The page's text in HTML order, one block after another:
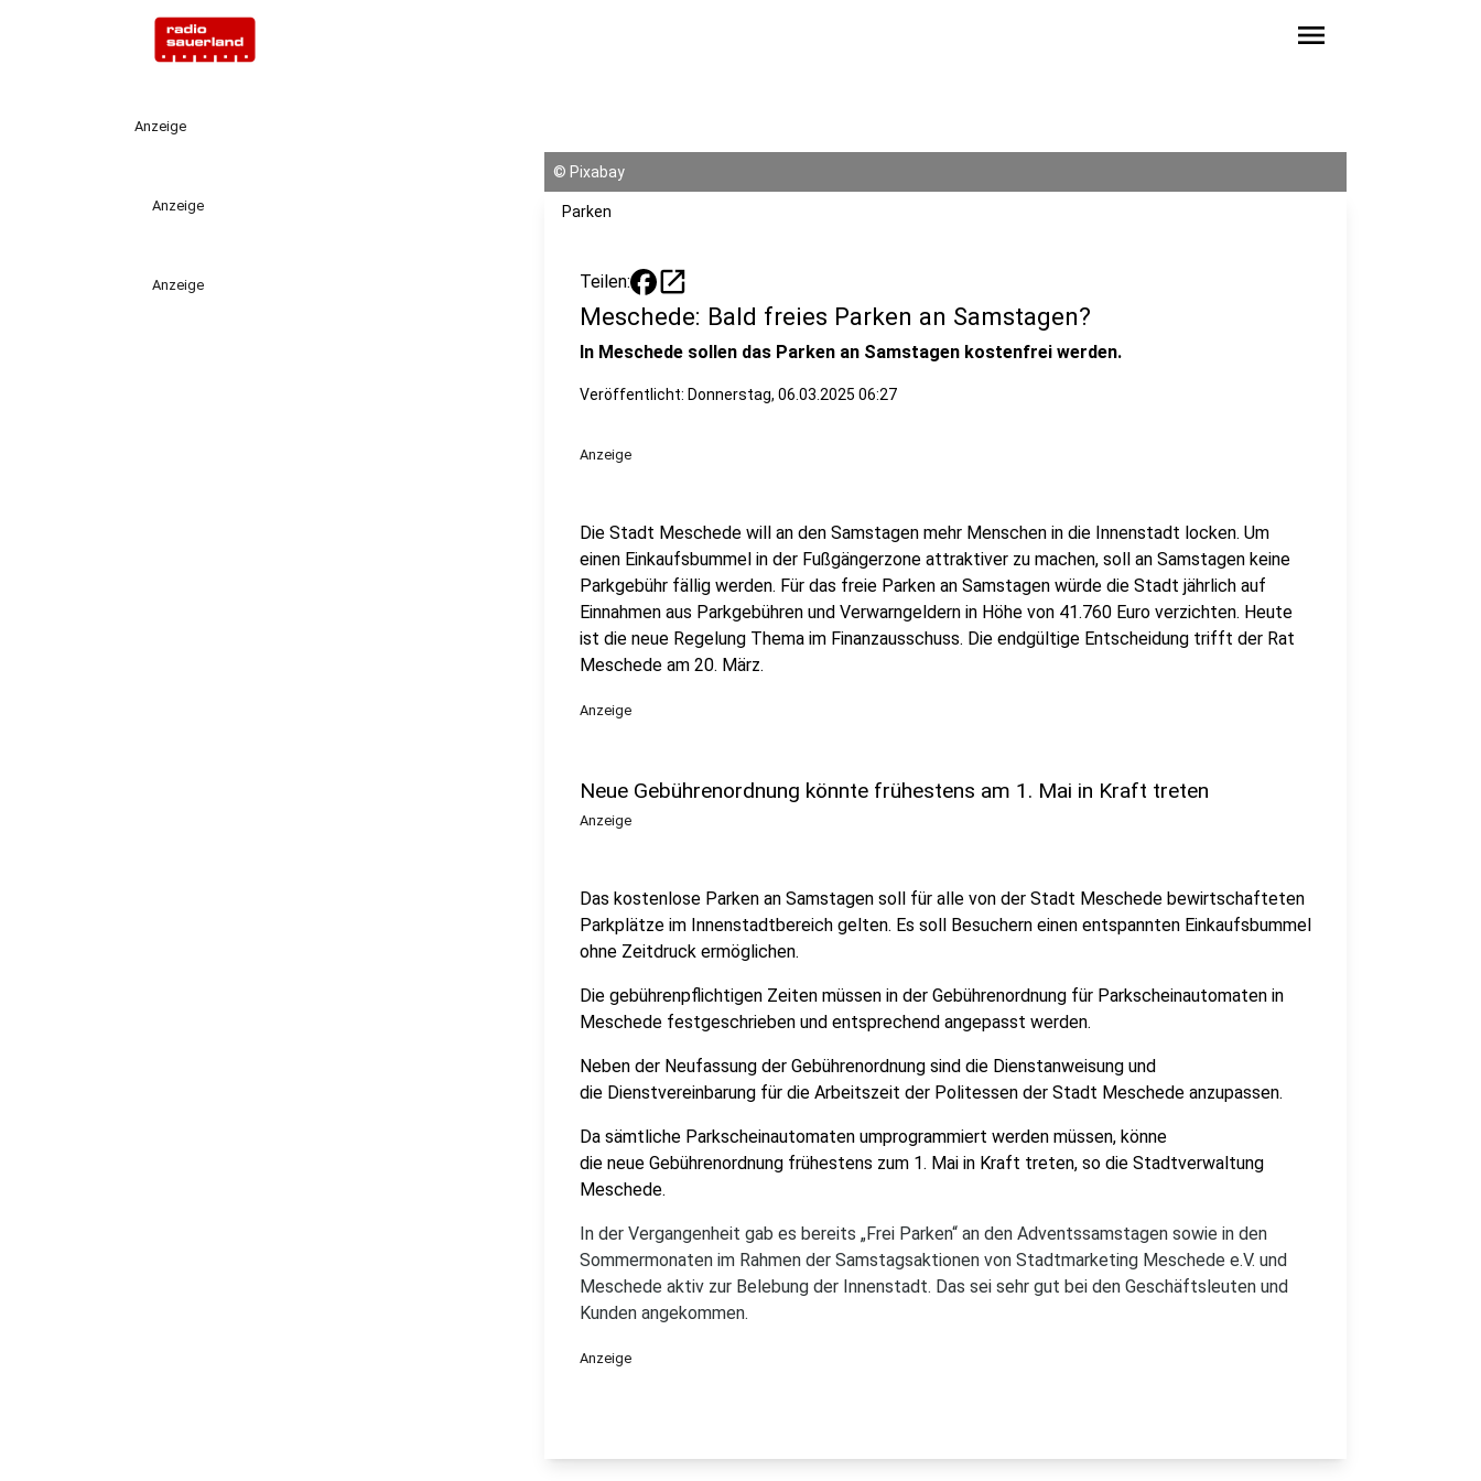
menu
Anzeige
Anzeige
Anzeige
© Pixabay
Parken
Teilen: open_in_new
Meschede: Bald freies Parken an Samstagen?
In Meschede sollen das Parken an Samstagen kostenfrei werden.
Veröffentlicht: Donnerstag, 06.03.2025 06:27
Anzeige
Die Stadt Meschede will an den Samstagen mehr Menschen in die Innenstadt locken. Um
einen Einkaufsbummel in der Fußgängerzone attraktiver zu machen, soll an Samstagen keine
Parkgebühr fällig werden. Für das freie Parken an Samstagen würde die Stadt jährlich auf
Einnahmen aus Parkgebühren und Verwarngeldern in Höhe von 41.760 Euro verzichten. Heute
ist die neue Regelung Thema im Finanzausschuss. Die endgültige Entscheidung trifft der Rat
Meschede am 20. März.
Anzeige
Neue Gebührenordnung könnte frühestens am 1. Mai in Kraft treten
Anzeige
Das kostenlose Parken an Samstagen soll für alle von der Stadt Meschede bewirtschafteten
Parkplätze im Innenstadtbereich gelten. Es soll Besuchern einen entspannten Einkaufsbummel
ohne Zeitdruck ermöglichen.
Die gebührenpflichtigen Zeiten müssen in der Gebührenordnung für Parkscheinautomaten in
Meschede festgeschrieben und entsprechend angepasst werden.
Neben der Neufassung der Gebührenordnung sind die Dienstanweisung und
die Dienstvereinbarung für die Arbeitszeit der Politessen der Stadt Meschede anzupassen.
Da sämtliche Parkscheinautomaten umprogrammiert werden müssen, könne
die neue Gebührenordnung frühestens zum 1. Mai in Kraft treten, so die Stadtverwaltung
Meschede.
In der Vergangenheit gab es bereits „Frei Parken“ an den Adventssamstagen sowie in den
Sommermonaten im Rahmen der Samstagsaktionen von Stadtmarketing Meschede e.V. und
Meschede aktiv zur Belebung der Innenstadt. Das sei sehr gut bei den Geschäftsleuten und
Kunden angekommen.
Anzeige